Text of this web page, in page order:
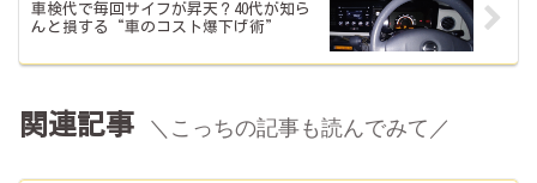
車検代で毎回サイフが昇天？40代が知ら
んと損する“車のコスト爆下げ術”
関連記事 ＼こっちの記事も読んでみて／